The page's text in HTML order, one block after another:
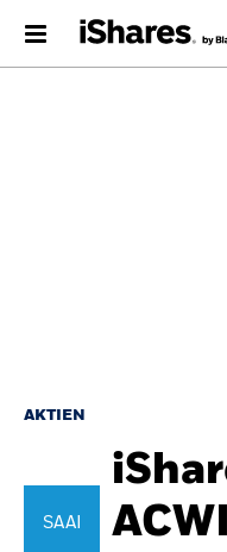
AKTIEN
SAAI